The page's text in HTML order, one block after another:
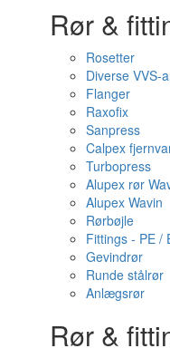
Rør &
Rosetter
Diverse VVS-
Flanger
Raxofix
Sanpress
Calpex
Turbopress
Alupex rør
Alupex Wavin
Rørbøjle
Fittings - PE /
Gevindrør
Runde stålrør
Anlægsrør
Rør &